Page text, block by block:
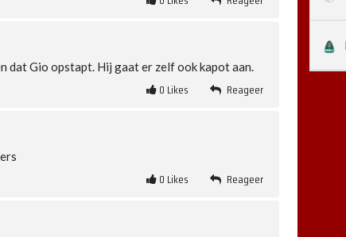
dat Gio opstapt. Hij gaat er zelf ook kapot aan.
0 Likes Reageer
0 Likes Reageer